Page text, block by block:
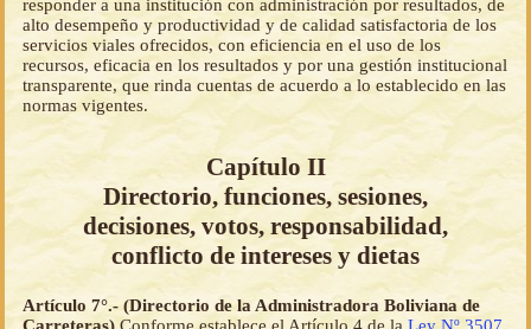
responder a una institución con administración por resultados, de
alto desempeño y productividad y de calidad satisfactoria de los
servicios viales ofrecidos, con eficiencia en el uso de los
recursos, eficacia en los resultados y por una gestión institucional
transparente, que rinda cuentas de acuerdo a lo establecido en las
normas vigentes.
Capítulo II
Directorio, funciones, sesiones,
decisiones, votos, responsabilidad,
conflicto de intereses y dietas
Artículo 7°.- (Directorio de la Administradora Boliviana de